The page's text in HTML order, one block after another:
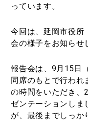
っています。
今回は、延岡市役所
会の様子をお知らせ
報告会は、 9月 15日
同席のもとで行われ
の時間をいただき、
ゼンテーションしま
が、最後までしっか